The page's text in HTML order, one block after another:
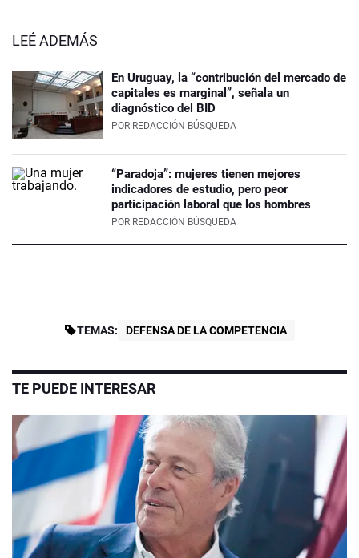
LEÉ ADEMÁS
En Uruguay, la “contribución del mercado de
capitales es marginal”, señala un
diagnóstico del BID
POR REDACCIÓN BÚSQUEDA
“Paradoja”: mujeres tienen mejores
indicadores de estudio, pero peor
participación laboral que los hombres
POR REDACCIÓN BÚSQUEDA
TEMAS: DEFENSA DE LA COMPETENCIA
TE PUEDE INTERESAR